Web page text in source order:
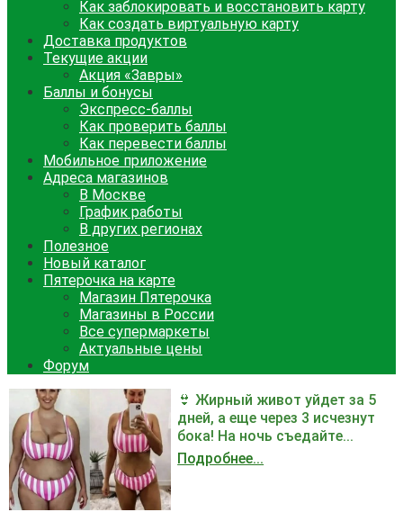
Как заблокировать и восстановить карту
Как создать виртуальную карту
Доставка продуктов
Текущие акции
Акция «Завры»
Баллы и бонусы
Экспресс-баллы
Как проверить баллы
Как перевести баллы
Мобильное приложение
Адреса магазинов
В Москве
График работы
В других регионах
Полезное
Новый каталог
Пятерочка на карте
Магазин Пятерочка
Магазины в России
Все супермаркеты
Актуальные цены
Форум
👙 Жирный живот уйдет за 5
дней, а еще через 3 исчезнут
бока! На ночь съедайте...
Подробнее...